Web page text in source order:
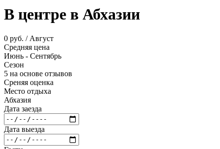
В центре в Абхазии
0 руб. / Август
Средняя цена
Июнь - Сентябрь
Сезон
5 на основе отзывов
Среняя оценка
Место отдыха
Абхазия
Дата заезда
Дата выезда